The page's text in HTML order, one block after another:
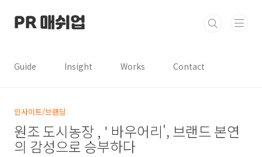
PR 매쉬업
Guide Insight Works Contact
인사이트/브랜딩
원조 도시농장 , ' 바우어리', 브랜드 본연
의 감성으로 승부하다